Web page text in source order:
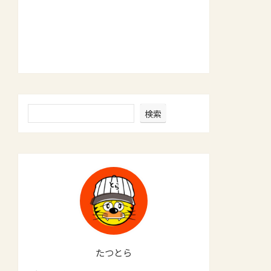
検索
たつとら